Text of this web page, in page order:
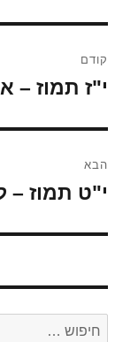
קודם
הפוסט
י"ז תמוז –
הבא
הפוסט
י"ט תמוז –
חפש: